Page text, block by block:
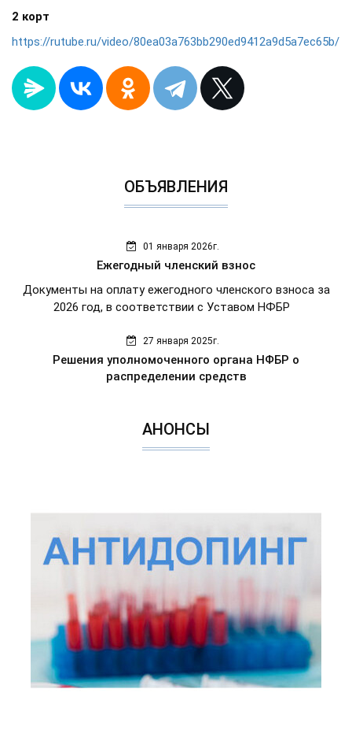
2 корт
https://rutube.ru/video/80ea03a763bb290ed9412a9d5a7ec65b/
ОБЪЯВЛЕНИЯ
01 января 2026г.
Ежегодный членский взнос
Документы на оплату ежегодного членского взноса за
2026 год, в соответствии с Уставом НФБР
27 января 2025г.
Решения уполномоченного органа НФБР о
распределении средств
АНОНСЫ